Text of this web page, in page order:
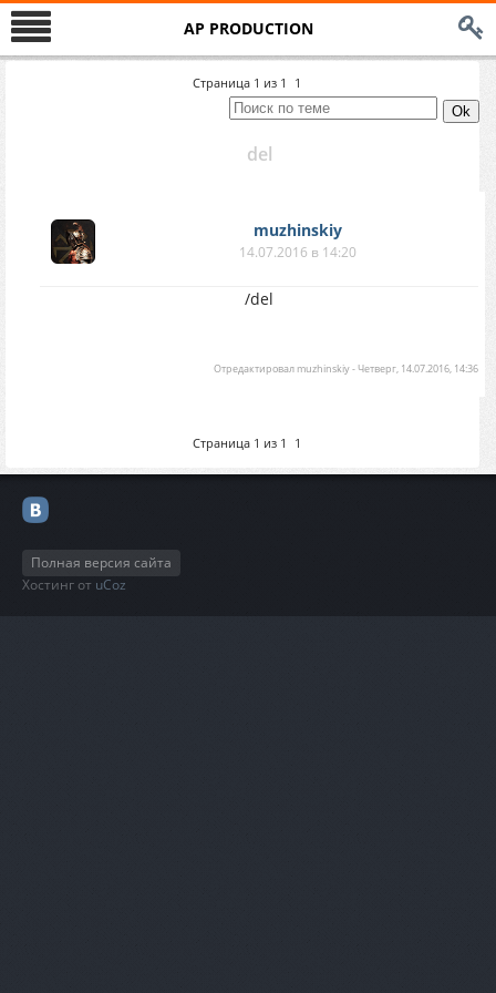
AP PRODUCTION
Страница 1 из 1 1
del
muzhinskiy
14.07.2016 в 14:20
/del
Отредактировал muzhinskiy-Четверг, 14.07.2016, 14:36
Страница 1 из 1 1
Полная версия сайта
Хостинг от uCoz